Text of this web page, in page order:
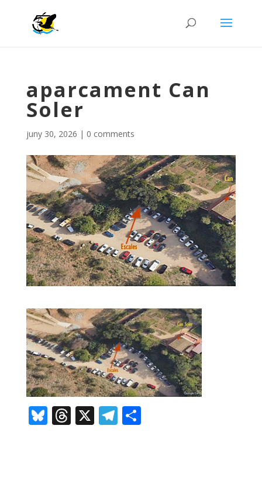
aparcament Can
Soler
juny 30, 2026 | 0 comments
Bl T X T C